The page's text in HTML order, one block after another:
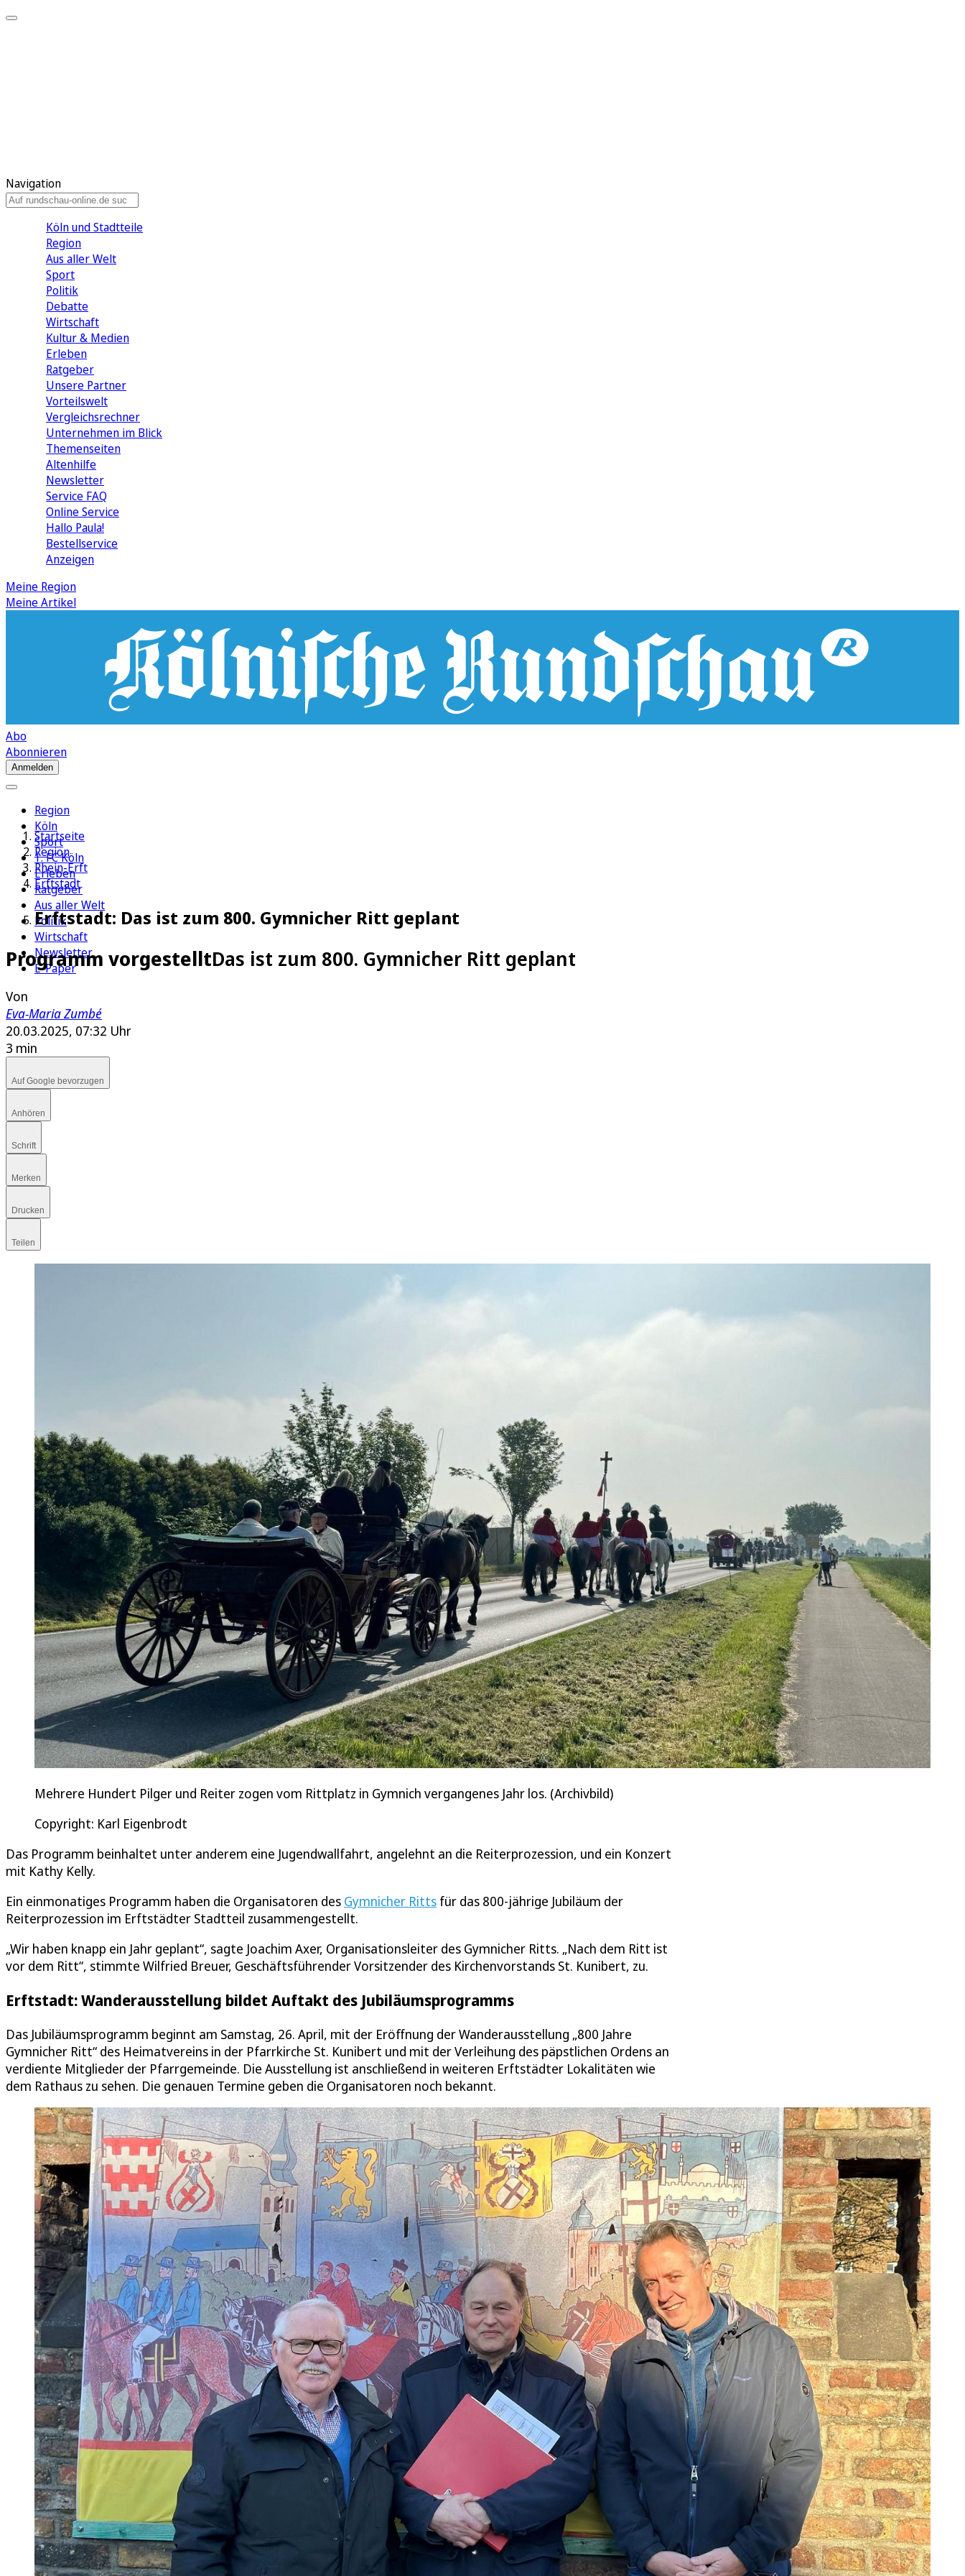
Navigation
Köln und Stadtteile
Region
Aus aller Welt
Sport
Politik
Debatte
Wirtschaft
Kultur & Medien
Erleben
Ratgeber
Unsere Partner
Vorteilswelt
Vergleichsrechner
Unternehmen im Blick
Themenseiten
Altenhilfe
Newsletter
Service FAQ
Online Service
Hallo Paula!
Bestellservice
Anzeigen
Meine Region
Meine Artikel
Abo
Abonnieren
Anmelden
Region
Köln
Sport
1. FC Köln
Erleben
Ratgeber
Aus aller Welt
Politik
Wirtschaft
Newsletter
E-Paper
Startseite
Region
Rhein-Erft
Erftstadt
Erftstadt: Das ist zum 800. Gymnicher Ritt geplant
Programm vorgestelltDas ist zum 800. Gymnicher Ritt geplant
Von
Eva-Maria Zumbé
20.03.2025, 07:32 Uhr
3 min
Auf Google bevorzugen
Anhören
Schrift
Merken
Drucken
Teilen
Mehrere Hundert Pilger und Reiter zogen vom Rittplatz in Gymnich vergangenes Jahr los. (Archivbild)
Copyright: Karl Eigenbrodt
Das Programm beinhaltet unter anderem eine Jugendwallfahrt, angelehnt an die Reiterprozession, und ein Konzert
mit Kathy Kelly.
Ein einmonatiges Programm haben die Organisatoren des Gymnicher Ritts für das 800-jährige Jubiläum der
Reiterprozession im Erftstädter Stadtteil zusammengestellt.
„Wir haben knapp ein Jahr geplant“, sagte Joachim Axer, Organisationsleiter des Gymnicher Ritts. „Nach dem Ritt ist
vor dem Ritt“, stimmte Wilfried Breuer, Geschäftsführender Vorsitzender des Kirchenvorstands St. Kunibert, zu.
Erftstadt: Wanderausstellung bildet Auftakt des Jubiläumsprogramms
Das Jubiläumsprogramm beginnt am Samstag, 26. April, mit der Eröffnung der Wanderausstellung „800 Jahre
Gymnicher Ritt“ des Heimatvereins in der Pfarrkirche St. Kunibert und mit der Verleihung des päpstlichen Ordens an
verdiente Mitglieder der Pfarrgemeinde. Die Ausstellung ist anschließend in weiteren Erftstädter Lokalitäten wie
dem Rathaus zu sehen. Die genauen Termine geben die Organisatoren noch bekannt.